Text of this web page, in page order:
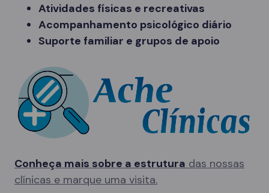
Atividades físicas e recreativas
Acompanhamento psicológico diário
Suporte familiar e grupos de apoio
Conheça mais sobre a estrutura das nossas
clínicas e marque uma visita.